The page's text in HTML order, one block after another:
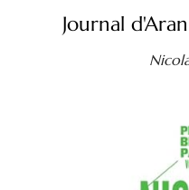
Journal